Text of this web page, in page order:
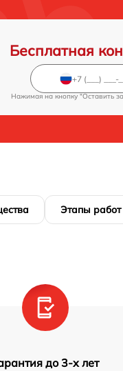
Бесплатная
Нажимая на кнопку "Оставить
Этапы работ
до 3-х лет